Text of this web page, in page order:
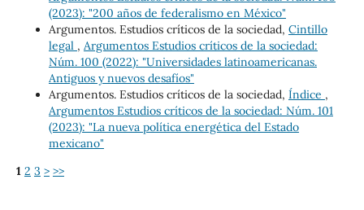
(2023): "200 años de federalismo en México"
Argumentos. Estudios críticos de la sociedad, Cintillo
legal , Argumentos Estudios críticos de la sociedad:
Núm. 100 (2022): "Universidades latinoamericanas.
Antiguos y nuevos desafíos"
Argumentos. Estudios críticos de la sociedad, Índice ,
Argumentos Estudios críticos de la sociedad: Núm. 101
(2023): "La nueva política energética del Estado
mexicano"
1 2 3 > >>